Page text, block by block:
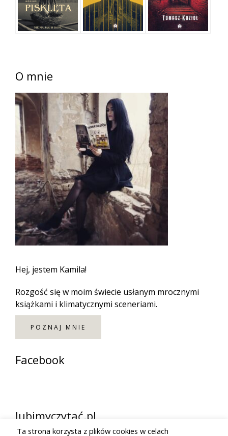
O mnie
Hej, jestem Kamila!
Rozgość się w moim świecie usłanym mrocznymi
książkami i klimatycznymi sceneriami.
POZNAJ MNIE
Facebook
lubimyczytać.pl
Ta strona korzysta z plików cookies w celach